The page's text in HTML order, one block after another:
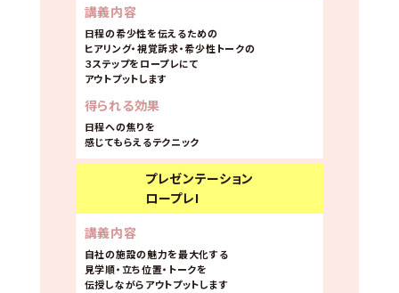
講義内容
日程の希少性を伝えるための
ヒアリング・視覚訴求・希少性トークの
３ステップをロープレにて
アウトプットします
得られる効果
日程への焦りを
感じてもらえるテクニック
プレゼンテーション
ロープレI
講義内容
自社の施設の魅力を最大化する
見学順・立ち位置・トークを
伝授しながらアウトプットします